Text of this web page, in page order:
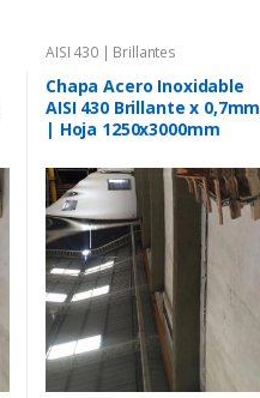
AISI 430 | Brillantes
Chapa Acero Inoxidable
AISI 430 Brillante x 0,7mm
| Hoja 1250x3000mm